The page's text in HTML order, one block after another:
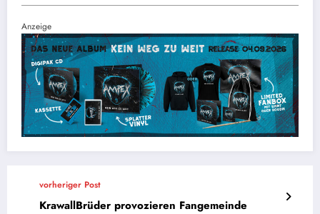
Anzeige
vorheriger Post
KrawallBrüder provozieren Fangemeinde